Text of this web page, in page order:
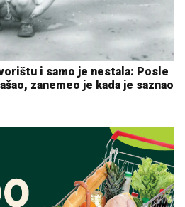
i samo je nestala: Posle
zanemeo je kada je saznao